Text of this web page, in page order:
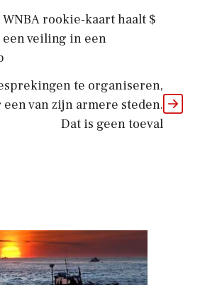
WNBA rookie-kaart haalt $
een veiling in een
te organiseren,
van zijn armere steden.
Dat is geen toeval